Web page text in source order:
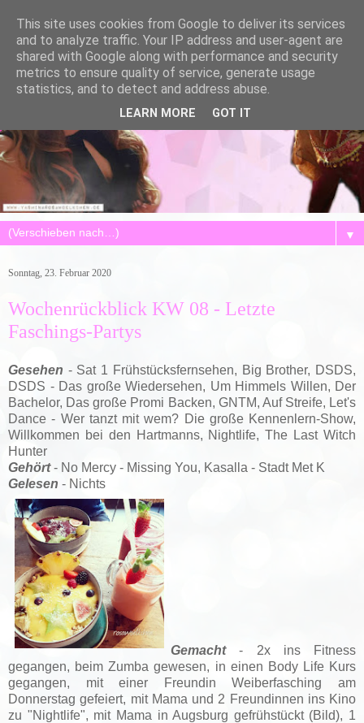
▼
Sonntag, 23. Februar 2020
Wochenrückblick KW 08 - Letzte
Faschings-Partys
Gesehen - Sat 1 Frühstücksfernsehen, Big Brother, DSDS,
DSDS - Das große Wiedersehen, Um Himmels Willen, Der
Bachelor, Das große Promi Backen, GNTM, Auf Streife, Let's
Dance - Wer tanzt mit wem? Die große Kennenlern-Show,
Willkommen bei den Hartmanns, Nightlife, The Last Witch
Hunter
Gehört- No Mercy - Missing You, Kasalla - Stadt Met K
Gelesen - Nichts
Gemacht- 2x ins Fitness
gegangen, beim Zumba gewesen, in einen Body Life Kurs
gegangen, mit einer Freundin Weiberfasching am
Donnerstag gefeiert, mit Mama und 2 Freundinnen ins Kino
zu "Nightlife", mit Mama in Augsburg gefrühstückt (Bild), 1
This site uses cookies from Google to deliver its services
and to analyze traffic. Your IP address and user-agent are
shared with Google along with performance and security
metrics to ensure quality of service, generate usage
statistics, and to detect and address abuse.
LEARN MORE GOT IT